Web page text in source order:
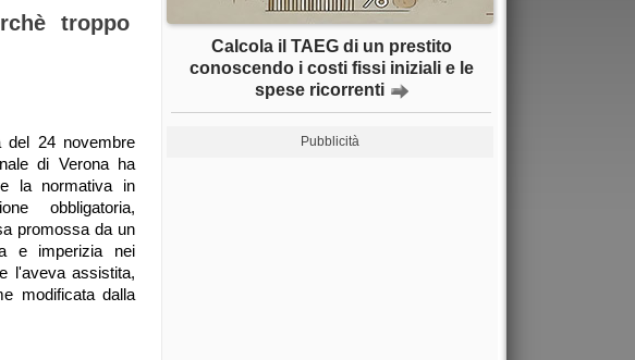
troppo
del 24 novembre
di Verona ha
la normativa in
obbligatoria,
promossa da un
e imperizia nei
l'aveva assistita,
modificata dalla
Calcola il TAEG di un prestito
conoscendo i costi fissi iniziali e le
spese ricorrenti
Pubblicità